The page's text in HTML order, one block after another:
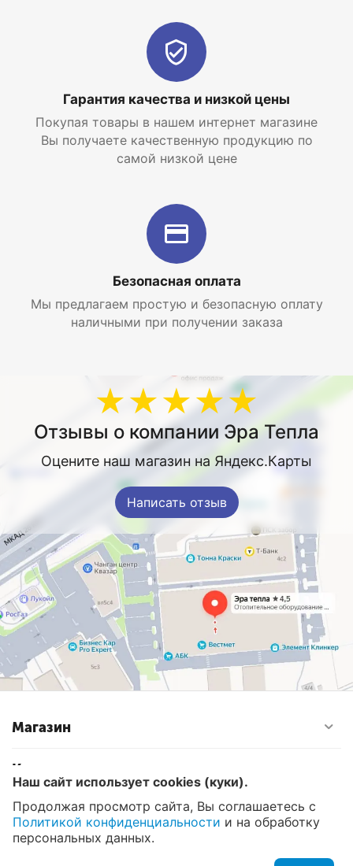
Гарантия качества и низкой цены
Покупая товары в нашем интернет магазине
Вы получаете качественную продукцию по
самой низкой цене
Безопасная оплата
Мы предлагаем простую и безопасную оплату
наличными при получении заказа
★★★★★
Отзывы о компании Эра Тепла
Оцените наш магазин на Яндекс.Карты
Написать отзыв
Магазин
Контакты
© 2008 - 2026 Эра Тепла. Интернет магазин отопительных
систем и водоснабжения в Москве
Наш сайт использует cookies (куки).
Продолжая просмотр сайта, Вы соглашаетесь с
Политикой конфиденциальности и на обработку
персональных данных.